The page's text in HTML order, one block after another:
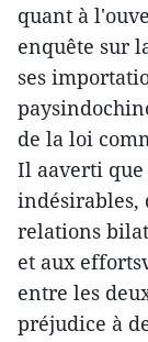
quant à
enquête sur
ses
de la loi
Il aaverti
indésirables,
relations
et aux
entre les
préjudice à